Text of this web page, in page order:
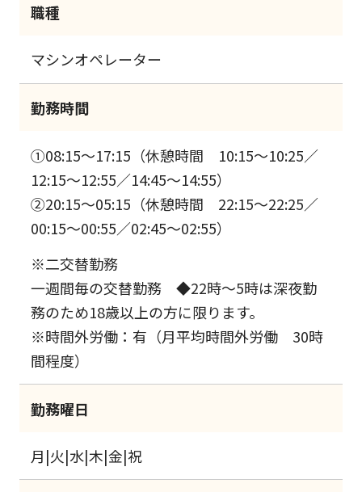
職種
マシンオペレーター
勤務時間
①08:15～17:15（休憩時間 10:15～10:25／
12:15～12:55／14:45～14:55）
②20:15～05:15（休憩時間 22:15～22:25／
00:15～00:55／02:45～02:55）
※二交替勤務
一週間毎の交替勤務 ◆22時～5時は深夜勤
務のため18歳以上の方に限ります。
※時間外労働：有（月平均時間外労働 30時
間程度）
勤務曜日
月|火|水|木|金|祝